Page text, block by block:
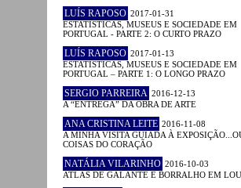
LUÍS RAPOSO 2017-01-31
ESTATÍSTICAS, MUSEUS E SOCIEDADE EM
PORTUGAL - PARTE 2: O CURTO PRAZO
LUÍS RAPOSO 2017-01-13
ESTATÍSTICAS, MUSEUS E SOCIEDADE EM
PORTUGAL – PARTE 1: O LONGO PRAZO
SERGIO PARREIRA 2016-12-13
A “ENTREGA” DA OBRA DE ARTE
ANA CRISTINA LEITE 2016-11-08
A MINHA VISITA GUIADA À
COISAS DO CORAÇÃO
NATÁLIA VILARINHO 2016-10-03
ATLAS DE GALANTE E BORRALHO EM